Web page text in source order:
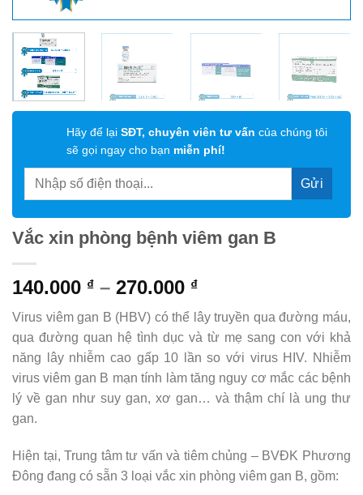
Hãy để lại SĐT, chuyên viên tư vấn của chúng tôi
sẽ gọi ngay cho bạn miễn phí!
Vắc xin phòng bệnh viêm gan B
140.000 ₫ – 270.000 ₫
Virus viêm gan B (HBV) có thể lây truyền qua đường máu,
qua đường quan hệ tình dục và từ mẹ sang con với khả
năng lây nhiễm cao gấp 10 lần so với virus HIV. Nhiễm
virus viêm gan B mạn tính làm tăng nguy cơ mắc các bệnh
lý về gan như suy gan, xơ gan… và thậm chí là ung thư
gan.
Hiện tại, Trung tâm tư vấn và tiêm chủng – BVĐK Phương
Đông đang có sẵn 3 loại vắc xin phòng viêm gan B, gồm: